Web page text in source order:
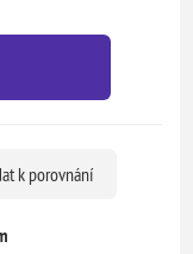
k porovnání